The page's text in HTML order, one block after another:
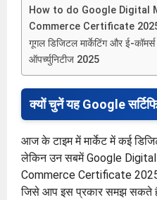
How to do Google Digital
Commerce Certificate
गूगल डिजिटल मार्केटिंग और ई-
ऑपर्च्युनिटीज 2025
क्यों चुनें यह Google
आज के टाइम में मार्केट में कई
लेकिन उन सबमें Google
Commerce Certificate
जिसे आप इस प्रकार समझ सकते